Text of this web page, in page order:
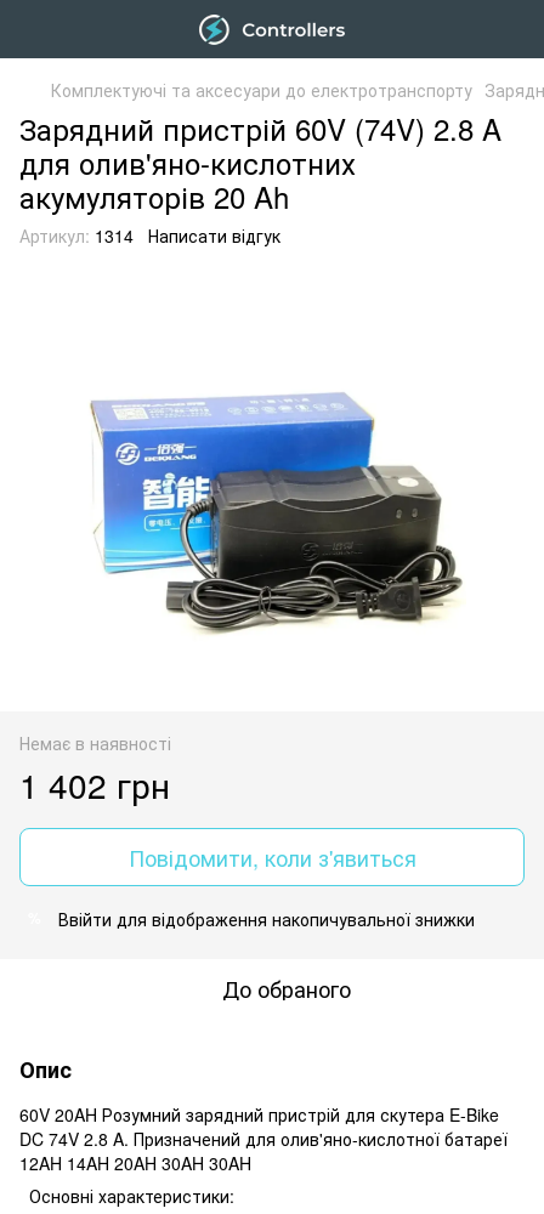
Комплектуючі та аксесуари до електротранспорту
Зарядний пристрій 60V (74V) 2.8 A
для олив'яно-кислотних
акумуляторів 20 Ah
Артикул: 1314 Написати відгук
Немає в наявності
1 402 грн
Повідомити, коли з'явиться
Ввійти для відображення накопичувальної знижки
До обраного
Опис
60V 20AH Розумний зарядний пристрій для скутера E-Bike
DC 74V 2.8 A. Призначений для олив'яно-кислотної батареї
12AH 14AH 20AH 30AH 30AH
Основні характеристики: